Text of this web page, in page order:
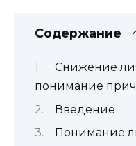
Содержание
Снижение
понимание
Введение
Понимание